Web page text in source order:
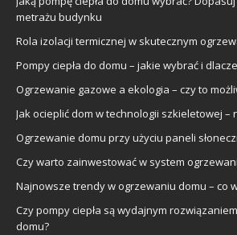
metrażu budynku
Rola izolacji termicznej w skutecznym
Pompy ciepła do domu – jakie wybrać i
Ogrzewanie gazowe a ekologia – czy to
Jak ocieplić dom w technologii szkieletowej
Ogrzewanie domu przy użyciu paneli
Czy warto zainwestować w system
Najnowsze trendy w ogrzewaniu domu – co
Czy pompy ciepła są wydajnym
domu?